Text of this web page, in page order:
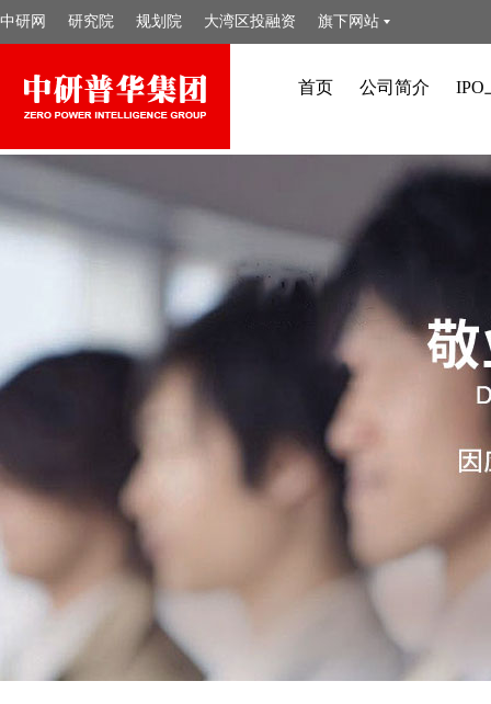
中研网 研究院 规划院 大湾区投融资 旗下网站
首页 公司简介 IPO